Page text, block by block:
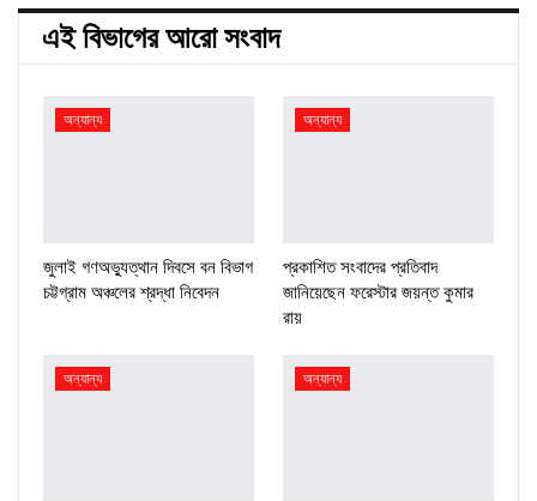
এই বিভাগের আরো সংবাদ
অন্যান্য
জুলাই গণঅভ্যুত্থান দিবসে বন বিভাগ
চট্টগ্রাম অঞ্চলের শ্রদ্ধা নিবেদন
অন্যান্য
প্রকাশিত সংবাদের প্রতিবাদ
জানিয়েছেন ফরেস্টার জয়ন্ত কুমার
রায়
অন্যান্য অন্যান্য